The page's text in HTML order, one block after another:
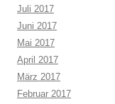
Juli 2017
Juni 2017
Mai 2017
April 2017
März 2017
Februar 2017